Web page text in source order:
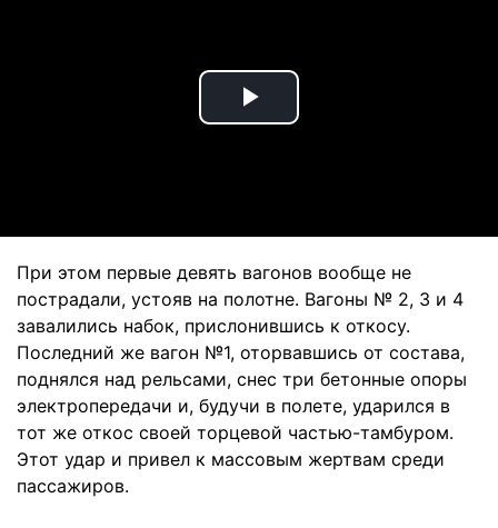
Play
При этом первые девять вагонов вообще не
пострадали, устояв на полотне. Вагоны № 2, 3 и 4
завалились набок, прислонившись к откосу.
Последний же вагон №1, оторвавшись от состава,
поднялся над рельсами, снес три бетонные опоры
электропередачи и, будучи в полете, ударился в
тот же откос своей торцевой частью-тамбуром.
Этот удар и привел к массовым жертвам среди
пассажиров.